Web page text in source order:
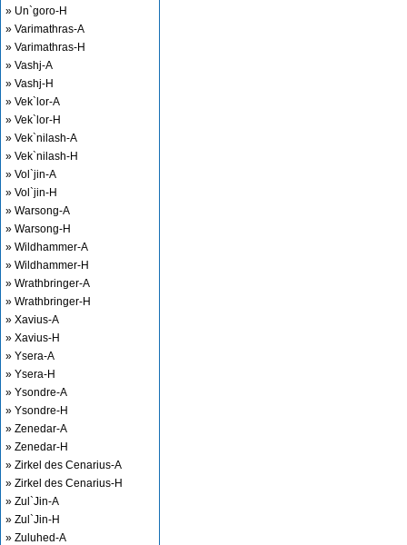
» Un`goro-H
» Varimathras-A
» Varimathras-H
» Vashj-A
» Vashj-H
» Vek`lor-A
» Vek`lor-H
» Vek`nilash-A
» Vek`nilash-H
» Vol`jin-A
» Vol`jin-H
» Warsong-A
» Warsong-H
» Wildhammer-A
» Wildhammer-H
» Wrathbringer-A
» Wrathbringer-H
» Xavius-A
» Xavius-H
» Ysera-A
» Ysera-H
» Ysondre-A
» Ysondre-H
» Zenedar-A
» Zenedar-H
» Zirkel des Cenarius-A
» Zirkel des Cenarius-H
» Zul`Jin-A
» Zul`Jin-H
» Zuluhed-A